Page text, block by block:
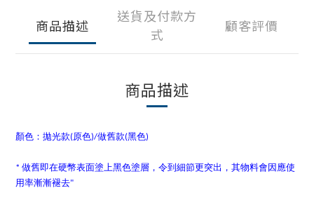
商品描述
送貨及付款方
式
顧客評價
商品描述
顏色：拋光款(原色)/做舊款(黑色)
* 做舊即在硬幣表面塗上黑色塗層，令到細節更突出，其物料會因應使
用率漸漸褪去"